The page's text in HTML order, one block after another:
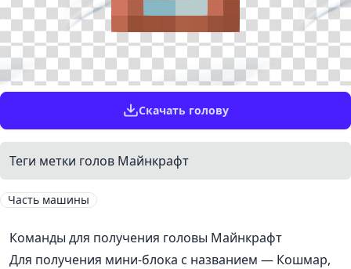
Скачать голову
Теги метки голов Майнкрафт
Часть машины
Команды для получения головы Майнкрафт
Для получения мини-блока с названием — Кошмар,